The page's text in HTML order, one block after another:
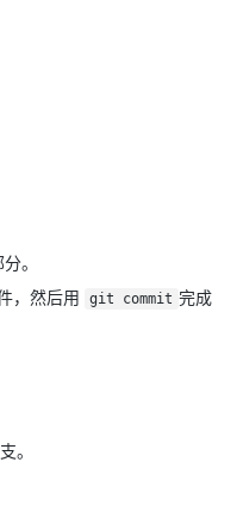
。
，然后用 git commit 完成
。